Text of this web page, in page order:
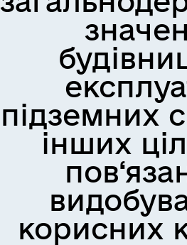
підземних
інших
корисних